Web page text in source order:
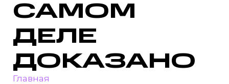
САМОМ
ДЕЛЕ
ДОКАЗАНО
Главная